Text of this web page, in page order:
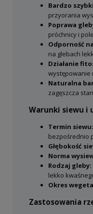
ale
Roślina
inne
rozwój
Rzepik
lub w
jak
Bardzo
przyorania
Poprawa
próchnicy i
Odporność
na glebach
Działanie
występowanie
Naturalna
zagęszcza
Warunki siewu i
Termin siewu:
bezpośrednio
Głębokość
Norma
Rodzaj gleby:
lekko
Okres
Zastosowania